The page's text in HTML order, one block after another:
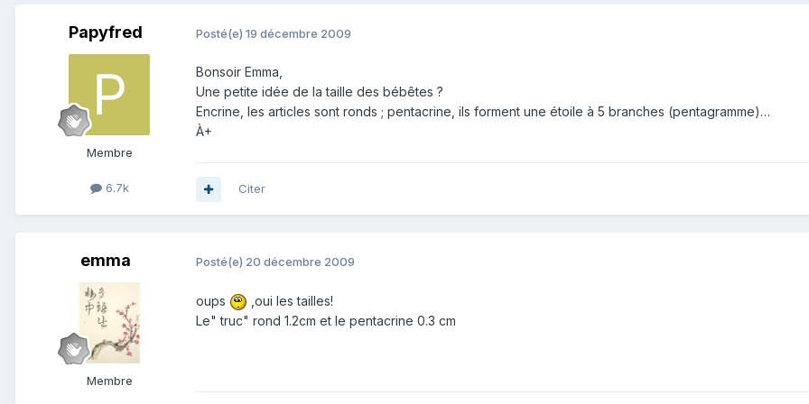
Papyfred
Membre
6.7k
Posté(e) 19 décembre 2009
Bonsoir Emma,
Une petite idée de la taille des bébêtes ?
Encrine, les articles sont ronds ; pentacrine, ils forment une étoile à 5 branches (pentagramme)…
À+
Citer
emma
Membre
Posté(e) 20 décembre 2009
oups
,oui les tailles!
Le" truc" rond 1.2cm et le pentacrine 0.3 cm